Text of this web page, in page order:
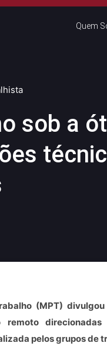
Quem
sob a
(MPT)
remoto
pelos grupos de